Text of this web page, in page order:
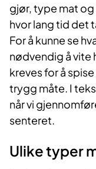
gjør, type mat
hvor lang tid det
For å kunne se
nødvendig å vite
kreves for å
trygg måte. I
når vi
senteret.
Ulike typer